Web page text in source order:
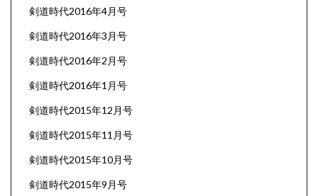
剣道時代2016年4月号
剣道時代2016年3月号
剣道時代2016年2月号
剣道時代2016年1月号
剣道時代2015年12月号
剣道時代2015年11月号
剣道時代2015年10月号
剣道時代2015年9月号